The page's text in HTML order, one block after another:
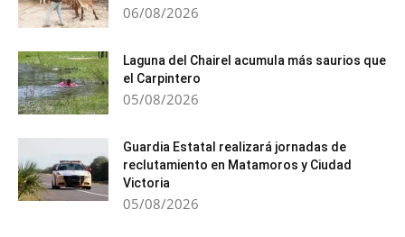
06/08/2026
Laguna del Chairel acumula más saurios que
el Carpintero
05/08/2026
Guardia Estatal realizará jornadas de
reclutamiento en Matamoros y Ciudad
Victoria
05/08/2026